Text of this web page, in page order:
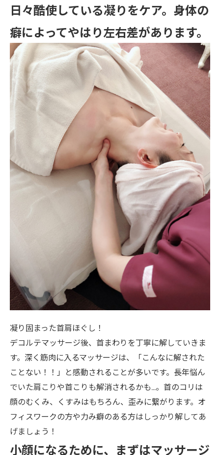
日々酷使している凝りをケア。身体の
癖によってやはり左右差があります。
凝り固まった首肩ほぐし！
デコルテマッサージ後、首まわりを丁寧に解していきま
す。深く筋肉に入るマッサージは、「こんなに解された
ことない！！」と感動されることが多いです。長年悩ん
でいた肩こりや首こりも解消されるかも…。首のコリは
顔のむくみ、くすみはもちろん、歪みに繋がります。オ
フィスワークの方や力み癖のある方はしっかり解してあ
げましょう！
小顔になるために、まずはマッサージ